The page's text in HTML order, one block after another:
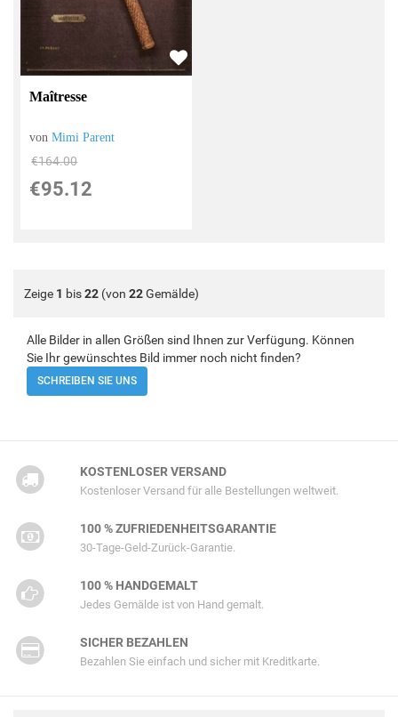
Maîtresse
vonMimi Parent
€164.00
€95.12
Zeige 1 bis22 (von 22Gemälde)
Alle Bilder in allen Größen sind Ihnen zur Verfügung. Können
Sie Ihr gewünschtes Bild immer noch nicht finden?
SCHREIBEN SIE UNS
KOSTENLOSER VERSAND
Kostenloser Versand für alle Bestellungen weltweit.
100 % ZUFRIEDENHEITSGARANTIE
30-Tage-Geld-Zurück-Garantie.
100 % HANDGEMALT
Jedes Gemälde ist von Hand gemalt.
SICHER BEZAHLEN
Bezahlen Sie einfach und sicher mit Kreditkarte.